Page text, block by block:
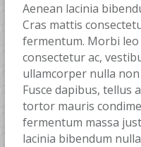
Aenean lacinia
Cras mattis
fermentum. Morbi
consectetur ac,
ullamcorper nulla
Fusce dapibus, tellus
tortor mauris
fermentum massa
lacinia bibendum